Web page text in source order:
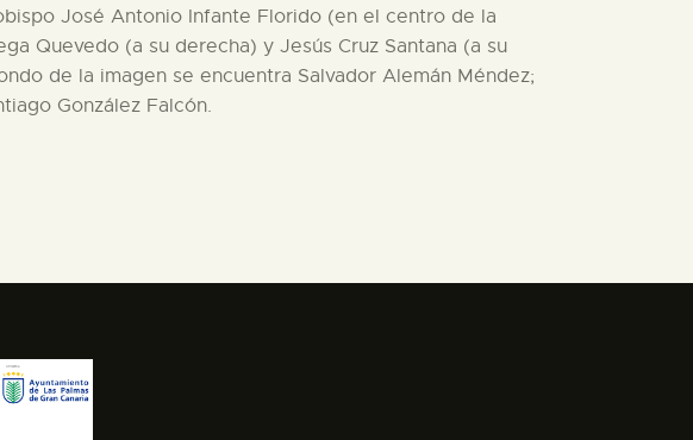
José Antonio Infante Florido (en el centro de la
Quevedo (a su derecha) y Jesús Cruz Santana (a su
de la imagen se encuentra Salvador Alemán Méndez;
González Falcón.